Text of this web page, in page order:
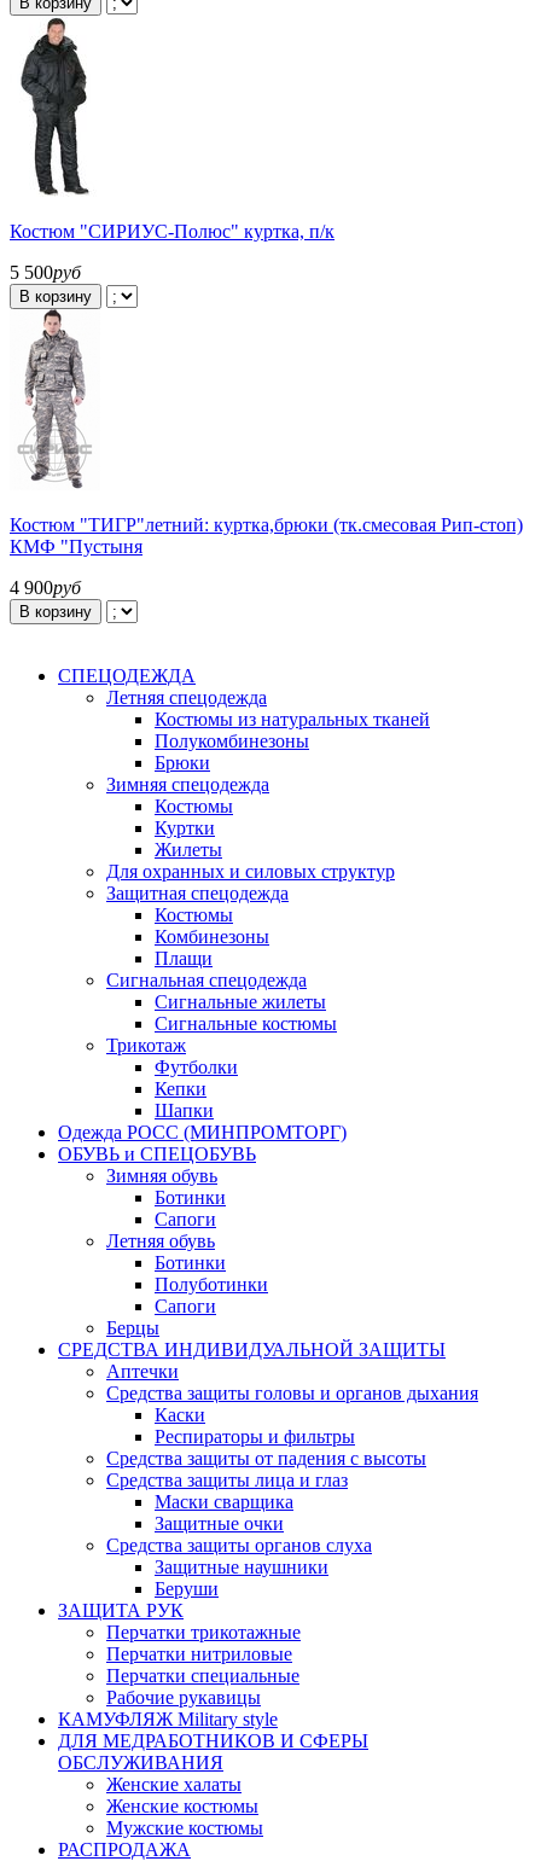
Костюм "СИРИУС-Полюс" куртка, п/к
5 500руб
В корзину
Костюм "ТИГР"летний: куртка,брюки (тк.смесовая Рип-стоп)
КМФ "Пустыня
4 900руб
В корзину
СПЕЦОДЕЖДА
Летняя спецодежда
Костюмы из натуральных тканей
Полукомбинезоны
Брюки
Зимняя спецодежда
Костюмы
Куртки
Жилеты
Для охранных и силовых структур
Защитная спецодежда
Костюмы
Комбинезоны
Плащи
Сигнальная спецодежда
Сигнальные жилеты
Сигнальные костюмы
Трикотаж
Футболки
Кепки
Шапки
Одежда РОСС (МИНПРОМТОРГ)
ОБУВЬ и СПЕЦОБУВЬ
Зимняя обувь
Ботинки
Сапоги
Летняя обувь
Ботинки
Полуботинки
Сапоги
Берцы
СРЕДСТВА ИНДИВИДУАЛЬНОЙ ЗАЩИТЫ
Аптечки
Средства защиты головы и органов дыхания
Каски
Респираторы и фильтры
Средства защиты от падения с высоты
Средства защиты лица и глаз
Маски сварщика
Защитные очки
Средства защиты органов слуха
Защитные наушники
Беруши
ЗАЩИТА РУК
Перчатки трикотажные
Перчатки нитриловые
Перчатки специальные
Рабочие рукавицы
КАМУФЛЯЖ Military style
ДЛЯ МЕДРАБОТНИКОВ И СФЕРЫ
ОБСЛУЖИВАНИЯ
Женские халаты
Женские костюмы
Мужские костюмы
РАСПРОДАЖА